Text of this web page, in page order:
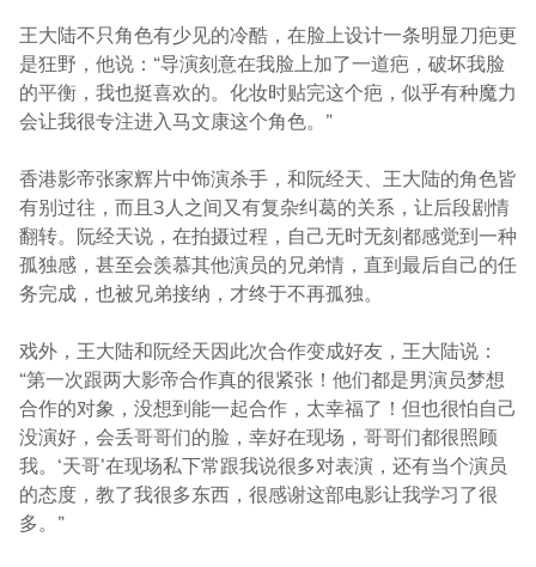
王大陆不只角色有少见的冷酷，在脸上设计一条明显刀疤更
是狂野，他说：“导演刻意在我脸上加了一道疤，破坏我脸
的平衡，我也挺喜欢的。化妆时贴完这个疤，似乎有种魔力
会让我很专注进入马文康这个角色。”
香港影帝张家辉片中饰演杀手，和阮经天、王大陆的角色皆
有别过往，而且3人之间又有复杂纠葛的关系，让后段剧情
翻转。阮经天说，在拍摄过程，自己无时无刻都感觉到一种
孤独感，甚至会羡慕其他演员的兄弟情，直到最后自己的任
务完成，也被兄弟接纳，才终于不再孤独。
戏外，王大陆和阮经天因此次合作变成好友，王大陆说：
“第一次跟两大影帝合作真的很紧张！他们都是男演员梦想
合作的对象，没想到能一起合作，太幸福了！但也很怕自己
没演好，会丢哥哥们的脸，幸好在现场，哥哥们都很照顾
我。‘天哥’在现场私下常跟我说很多对表演，还有当个演员
的态度，教了我很多东西，很感谢这部电影让我学习了很
多。”